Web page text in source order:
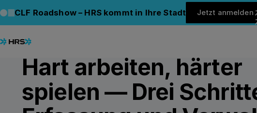
CLF Roadshow – HRS kommt in Ihre Stadt
Jetzt
Jetzt anmelden
CONNECT
Hart arbeiten, härter
spielen — Drei